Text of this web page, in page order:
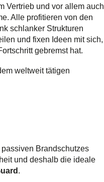
Vertrieb und vor allem auch
Alle profitieren von den
schlanker Strukturen
und fixen Ideen mit sich,
gebremst hat.
weltweit tätigen
Brandschutzes
und deshalb die ideale
.